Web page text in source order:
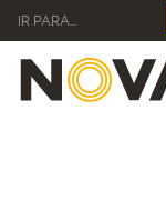
IR PARA...